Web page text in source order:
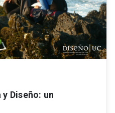
Diseño: un